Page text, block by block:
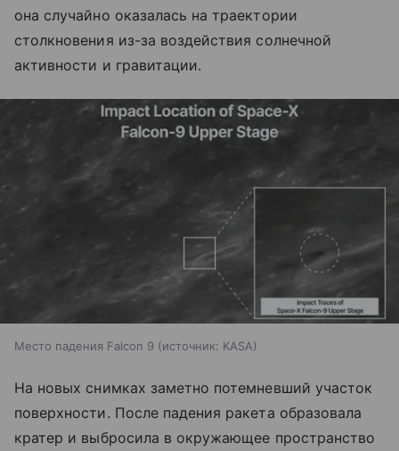
она случайно оказалась на траектории
столкновения из-за воздействия солнечной
активности и гравитации.
Место падения Falcon 9 источник: KASA
На новых снимках заметно потемневший участок
поверхности. После падения ракета образовала
кратер и выбросила в окружающее пространство